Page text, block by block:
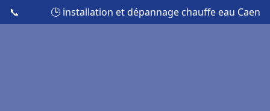
📞 🕒 installation et dépannage chauffe eau Caen